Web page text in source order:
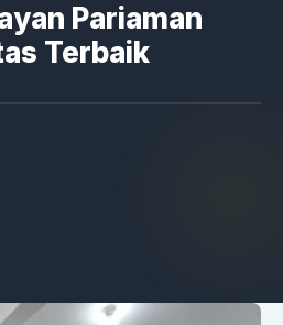
Pariaman
Terbaik